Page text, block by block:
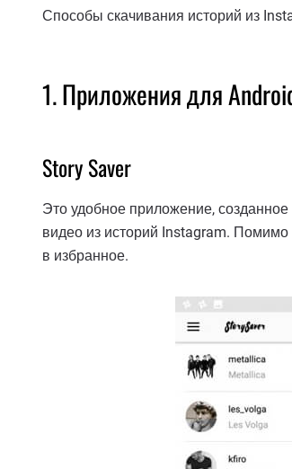
Способы скачивания историй из
1. Приложения для
Story Saver
Это удобное приложение,
видео из историй Instagram. Помимо
в избранное.